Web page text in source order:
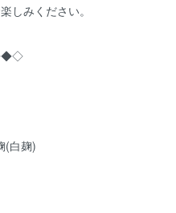
しみください。
(白麹)